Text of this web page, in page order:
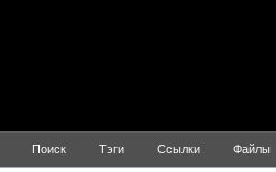
Поиск Тэги Ссылки Файлы